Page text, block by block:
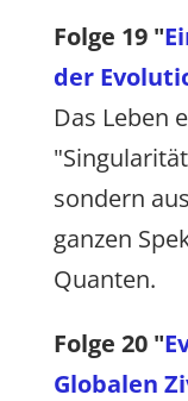
Folge 19 "
der
Das Leben
sondern
ganzen
Quanten.
Folge 20 "
Globalen